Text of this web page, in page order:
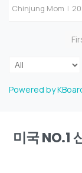
Chinjung Mom |
Powered by
미국 NO.1